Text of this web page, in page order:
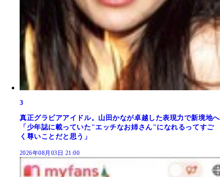
3
真正グラビアアイドル。山田かなが卓越した表現力で新境地へ
「少年誌に載っていた"エッチなお姉さん"になれるってすご
く尊いことだと思う」
2026年08月03日 21:00